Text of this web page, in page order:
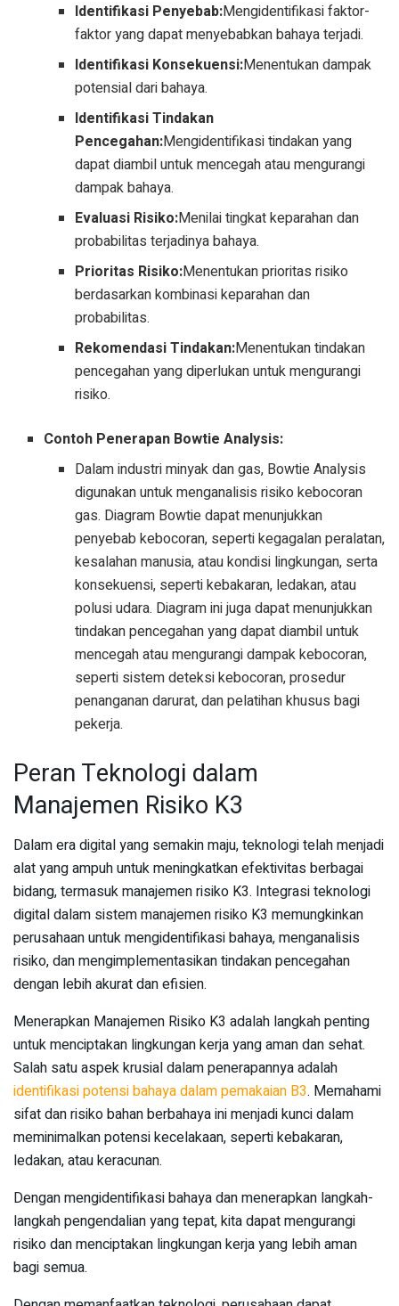
Identifikasi Penyebab:Mengidentifikasi faktor-
faktor yang dapat menyebabkan bahaya terjadi.
Identifikasi Konsekuensi:Menentukan dampak
potensial dari bahaya.
Identifikasi Tindakan
Pencegahan:Mengidentifikasi tindakan yang
dapat diambil untuk mencegah atau mengurangi
dampak bahaya.
Evaluasi Risiko:Menilai tingkat keparahan dan
probabilitas terjadinya bahaya.
Prioritas Risiko:Menentukan prioritas risiko
berdasarkan kombinasi keparahan dan
probabilitas.
Rekomendasi Tindakan:Menentukan tindakan
pencegahan yang diperlukan untuk mengurangi
risiko.
Contoh Penerapan Bowtie Analysis:
Dalam industri minyak dan gas, Bowtie Analysis
digunakan untuk menganalisis risiko kebocoran
gas. Diagram Bowtie dapat menunjukkan
penyebab kebocoran, seperti kegagalan peralatan,
kesalahan manusia, atau kondisi lingkungan, serta
konsekuensi, seperti kebakaran, ledakan, atau
polusi udara. Diagram ini juga dapat menunjukkan
tindakan pencegahan yang dapat diambil untuk
mencegah atau mengurangi dampak kebocoran,
seperti sistem deteksi kebocoran, prosedur
penanganan darurat, dan pelatihan khusus bagi
pekerja.
Peran Teknologi dalam
Manajemen Risiko K3
Dalam era digital yang semakin maju, teknologi telah menjadi
alat yang ampuh untuk meningkatkan efektivitas berbagai
bidang, termasuk manajemen risiko K3. Integrasi teknologi
digital dalam sistem manajemen risiko K3 memungkinkan
perusahaan untuk mengidentifikasi bahaya, menganalisis
risiko, dan mengimplementasikan tindakan pencegahan
dengan lebih akurat dan efisien.
Menerapkan Manajemen Risiko K3 adalah langkah penting
untuk menciptakan lingkungan kerja yang aman dan sehat.
Salah satu aspek krusial dalam penerapannya adalah
identifikasi potensi bahaya dalam pemakaian B3. Memahami
sifat dan risiko bahan berbahaya ini menjadi kunci dalam
meminimalkan potensi kecelakaan, seperti kebakaran,
ledakan, atau keracunan.
Dengan mengidentifikasi bahaya dan menerapkan langkah-
langkah pengendalian yang tepat, kita dapat mengurangi
risiko dan menciptakan lingkungan kerja yang lebih aman
bagi semua.